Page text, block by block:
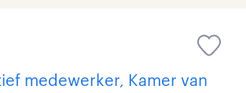
medewerker, Kamer van